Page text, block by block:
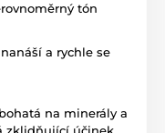
tón
a rychle se
na minerály a